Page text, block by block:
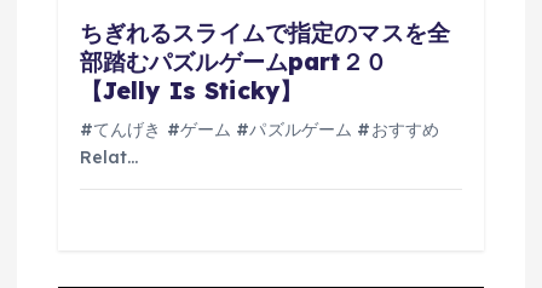
ちぎれるスライムで指定のマスを全
部踏むパズルゲームpart２０
【Jelly Is Sticky】
#てんげき #ゲーム #パズルゲーム #おすすめ
Relat…